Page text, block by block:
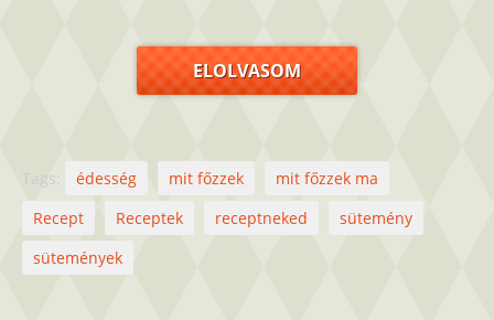
ELOLVASOM
Tags: édesség mit főzzek
mit főzzek ma
Recept
Receptek receptneked
sütemény
sütemények